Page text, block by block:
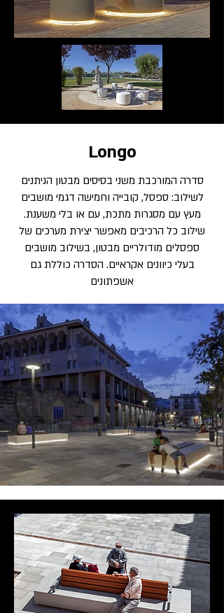
Longo
סדרה המורכבת משני בסיסים מבטון הניתנים
לשילוב: ספסל, קובייה וחמישה דגמי מושבים
מעץ עם מסגרות מתכת, עם או בלי משענת.
שילוב כל הרכיבים מאפשר יצירת מערכים של
ספסלים מודולריים מבטון, בשילוב מושבים
בעלי כיוונים אקראיים. הסדרה כוללת גם
אשפתונים